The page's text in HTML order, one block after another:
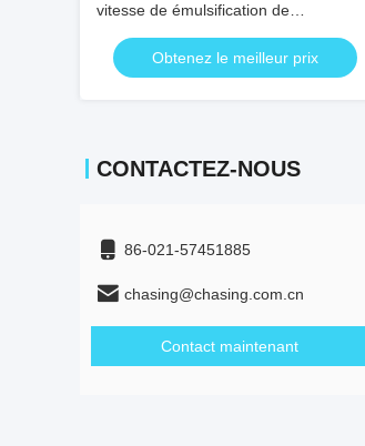
vitesse de émulsification de
cisaillement de catégorie comestible de
homogénisateur de pompe haut
Obtenez le meilleur prix
CONTACTEZ-NOUS
86-021-57451885
chasing@chasing.com.cn
Contact maintenant